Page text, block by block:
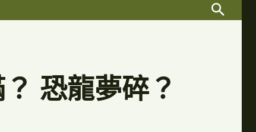
Search
恐龍夢碎？